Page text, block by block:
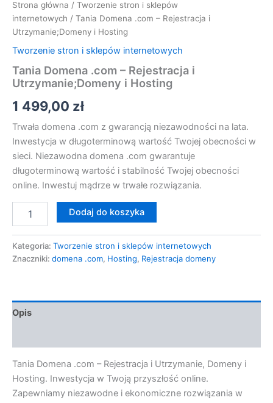
Strona główna / Tworzenie stron i sklepów
internetowych / Tania Domena .com – Rejestracja i
Utrzymanie;Domeny i Hosting
Tworzenie stron i sklepów internetowych
Tania Domena .com – Rejestracja i
Utrzymanie;Domeny i Hosting
1 499,00 zł
Trwała domena .com z gwarancją niezawodności na lata.
Inwestycja w długoterminową wartość Twojej obecności w
sieci. Niezawodna domena .com gwarantuje
długoterminową wartość i stabilność Twojej obecności
online. Inwestuj mądrze w trwałe rozwiązania.
Dodaj do koszyka
Kategoria: Tworzenie stron i sklepów internetowych
Znaczniki: domena .com, Hosting, Rejestracja domeny
Opis
Tania Domena .com – Rejestracja i Utrzymanie, Domeny i
Hosting. Inwestycja w Twoją przyszłość online.
Zapewniamy niezawodne i ekonomiczne rozwiązania w